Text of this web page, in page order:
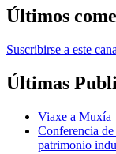
Últimos
Suscribirse a este
Últimas
Viaxe a Muxía
Conferencia
patrimonio